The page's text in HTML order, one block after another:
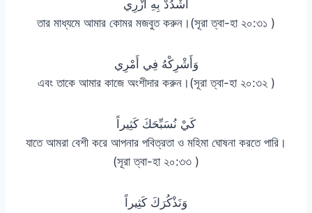
اشْدُدْ بِهِ أَزْرِي
তার মাধ্যমে আমার কোমর মজবুত করুন।(সূরা ত্বা-হা ২০:৩১ )
وَأَشْرِكْهُ فِي أَمْرِي
এবং তাকে আমার কাজে অংশীদার করুন।(সূরা ত্বা-হা ২০:৩২ )
كَيْ نُسَبِّحَكَ كَثِيراً
যাতে আমরা বেশী করে আপনার পবিত্রতা ও মহিমা ঘোষনা করতে পারি।
(সূরা ত্বা-হা ২০:৩৩ )
وَنَذْكُرَكَ كَثِيراً